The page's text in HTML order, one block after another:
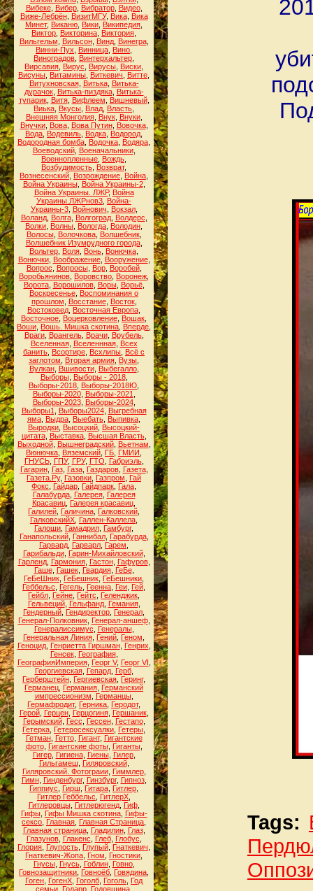
Вибеке, Вибер, Вибратор, Видео,
Виже-Лебрён, ВизитМГУ, Вика, Вика
Минет, Виканю Вики Википедия
Виктор Викторина Виктория
Вильгельм
Вильсон, Винд, Винегра,
Винни-Пух
Винница Вино
Виноградов Винтерхальтер
Вирсавия Вирус Вирусы Виски
Висуны Витамины Виткевич Витте
Витухновская, Витька, Витька-
дурачок, Витька-пиздяка, Витька-
тупарик, Витя, Вифлеем Вишневый,
Виька Вкусы Влад Власть
Внешняя Монголия, Внук, Внуки,
Внучки, Вова, Вова Путин, Вовочка,
Вода Водевиль Водка Водород
Водородная бомба Водочка Водяра
Воеводский, Военачальники,
Военнопленные Вождь
Возбудимость Возврат,
Вознесенский Возрождение Война
Война Украины, Война Украины-2,
Война Украины. ЛЖР, Война
Украины.ЛЖРнов3 Война-
Украины-3, Войнович Вокзал,
Воланд, Волга, Волгоград, Волдерс
Волки Волны Вологда Володин
Волосы, Волочкова, Волшебник,
Волшебник Изумрудного города,
Вольтер Воля Вонь Вонючка
Вонючки, Воображение, Вооружение,
Вопрос
Вопросы, Вор, Воробей,
Воробьянинов Воровство Воронеж
Ворота, Ворошилов, Воры, Ворьё,
Воскресенье Воспоминания о
прошлом
Восстание, Восток,
Востоковед Восточная Европа
Восточное Воцерковление Вошак
Воши Вошь. Мишка скотина Вперде
Враги, Врангель, Врачи, Врубель,
Вселенная, Вселеннная, Всех
банить Всортире Всхлипы Всё с
заглотом
Вторая армия Вузы
Вулкан, Вшивости, Выбегалло,
Выборы, Выборы - 2018,
Выборы-2018 Выборы-2018Ю
Выборы-2020, Выборы-2021
Выборы-2023, Выборы-2024,
Выборы1
Выборы2024, Выгребная
яма Выдра Выебать Выпивка
Выродки Высоцкий Высоцкий-
цитата, Выставка, Высшая Власть,
Выходной, Вышнеградский, Вьетнам
Вюнючка Вяземский ГБ ГМИИ
ГНУСЬ, ГПУ, ГРУ, ГТО Габриэль,
Гагарин, Газ, Газа, Газдаров, Газета,
Газета.Ру, Газовки Газпром
Гай
Фокс
Гайдар Гайдпарк Гала
Галабурда, Галерея, Галерея
Красавиц Галерея красавиц
Галилей Галичина Галковский
ГалковскийХ Галлен-Каллела
Галоши Гамадрил Гамбург,
Ганапольский, Ганнибал, Гарабурда,
Гарвард Гарварл Гарем
Гарибальди, Гарин-Михайловский,
Гарленд, Гармония, Гастон, Гафуров,
Гаше, Гашек, Гвардия, ГеБе,
ГеБеШник ГеБешник ГеБешники
Геббельс
Гегель Геенна Геи Гей
Гейбл Гейне Гейтс Геленджик
Гельвеций, Гельфанд, Гемания,
Гендерный Гендиректор Генерал
Генерал-Полковник, Генерал-аншеф,
Генералиссимус
Генералы,
Генеральная Линия Гений Геном
Геноцид, Генриетта Гиршман, Генрих
Генсек, География,
ГеографияИмперия, Георг V, Георг VI
Георгиевская, Гепард, Герб,
Герберштейн Гергиевская Геринг,
Германец Германия Германский
импрессионизм
Германцы,
Гермафродит, Герника Геродот,
Герой, Герцен, Герцогиня, Гершаник,
Герымский, Гесс Гессен, Гестапо,
Гетерка Гетеросексуалки Гетеры
Гетман, Гетто, Гигант, Гигантские
фото, Гигантские фоты, Гиганты,
Гигер, Гигиена, Гиены, Гилер,
Гильгамеш
Гиляровский,
Гиляровский. Фотограии, Гиммлер,
Гимн, Гинденбург, Гинзбург, Гипноз,
Гиппиус
Гирш Гитара Гитлер
Гитлер Геббельс
ГитлерХ
Гитлеровцы, Гитлерюгенд, Гиф,
Гифы, Гифы Мишка скотина, Гифы-
сексо Главная Главная Страница
Главная страница, Гладилин, Глаз,
Глазунов, Глакенс Глеб, Глобус
Глория Глупость Глупый Гнаткевич
Гнаткевич-Жопа Гном Гностики
Гнусы, Гнусь, Гоблин, Говно,
Говнозащитники Говноёб Говядина
Гоген ГогенХ Гоголб Гоголь Год
семьи Годарр Годовщина
Tags: